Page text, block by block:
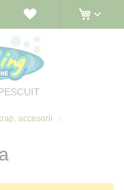
accesorii